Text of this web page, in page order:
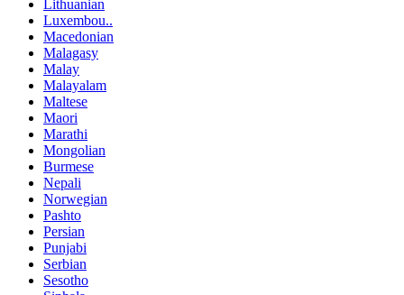
Lithuanian
Luxembou..
Macedonian
Malagasy
Malay
Malayalam
Maltese
Maori
Marathi
Mongolian
Burmese
Nepali
Norwegian
Pashto
Persian
Punjabi
Serbian
Sesotho